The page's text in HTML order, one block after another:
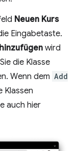
Neuen Kurs
Eingabetaste.
wird
die Klasse
Wenn dem Add
Klassen
auch hier